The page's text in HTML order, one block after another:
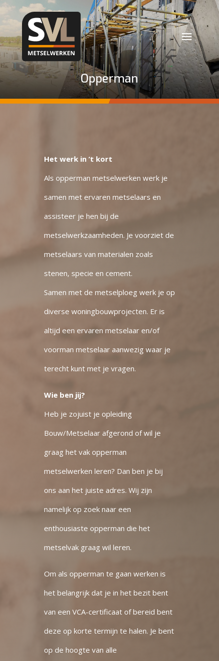
Opperman
Het werk in ‘t kort
Als opperman metselwerken werk je
samen met ervaren metselaars en
assisteer je hen bij de
metselwerkzaamheden. Je voorziet de
metselaars van materialen zoals
stenen, specie en cement.
Samen met de metselploeg werk je op
diverse woningbouwprojecten. Er is
altijd een ervaren metselaar en/of
voorman metselaar aanwezig waar je
terecht kunt met je vragen.
Wie ben jij?
Heb je zojuist je opleiding
Bouw/Metselaar afgerond of wil je
graag het vak opperman
metselwerken leren? Dan ben je bij
ons aan het juiste adres. Wij zijn
namelijk op zoek naar een
enthousiaste opperman die het
metselvak graag wil leren.
Om als opperman te gaan werken is
het belangrijk dat je in het bezit bent
van een VCA-certificaat of bereid bent
deze op korte termijn te halen. Je bent
op de hoogte van alle